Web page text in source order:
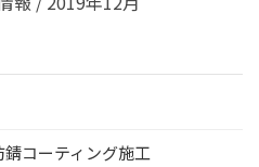
錆コーティング施工